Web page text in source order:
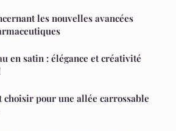
les nouvelles avancées
en satin : élégance et créativité
choisir pour une allée carrossable